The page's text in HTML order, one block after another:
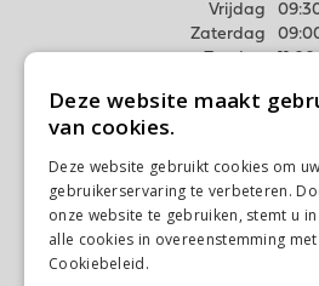
Vrijdag
Zaterdag
Meer
Algemene
Privacy
Disclaimer
Deze website maakt
van cookies.
Deze website gebruikt cookies om uw
gebruikerservaring te verbeteren.
onze website te gebruiken, stemt u
alle cookies in overeenstemming
Cookiebeleid.